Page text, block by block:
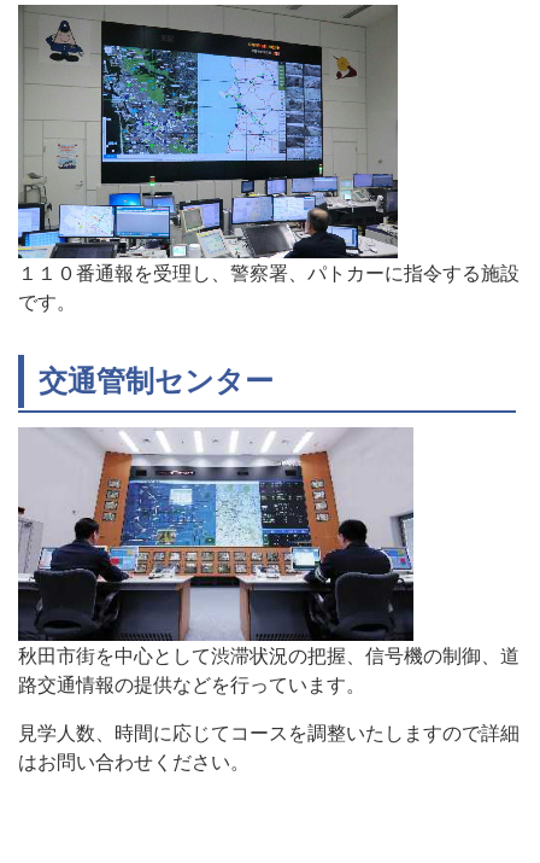
１１０番通報を受理し、警察署、パトカーに指令する施設
です。
交通管制センター
秋田市街を中心として渋滞状況の把握、信号機の制御、道
路交通情報の提供などを行っています。
見学人数、時間に応じてコースを調整いたしますので詳細
はお問い合わせください。